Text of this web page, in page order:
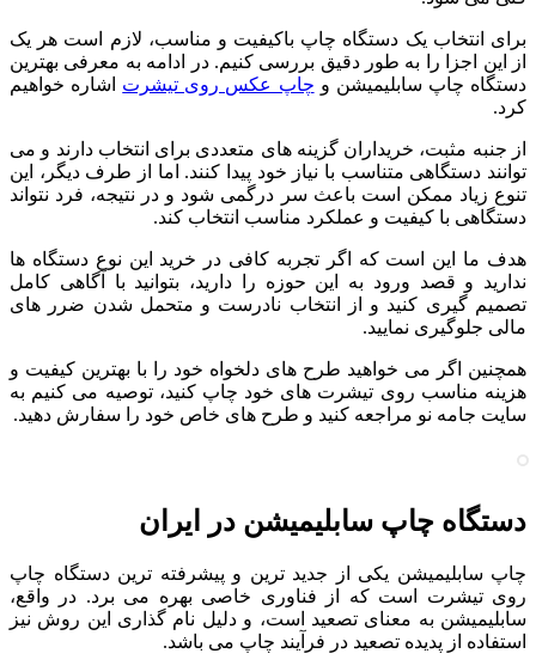
برای انتخاب یک دستگاه چاپ باکیفیت و مناسب، لازم است هر یک
از این اجزا را به طور دقیق بررسی کنیم. در ادامه به معرفی بهترین
دستگاه چاپ سابلیمیشن و چاپ عکس روی تیشرت اشاره خواهیم
کرد.
از جنبه مثبت، خریداران گزینه های متعددی برای انتخاب دارند و می
توانند دستگاهی متناسب با نیاز خود پیدا کنند. اما از طرف دیگر، این
تنوع زیاد ممکن است باعث سر درگمی شود و در نتیجه، فرد نتواند
دستگاهی با کیفیت و عملکرد مناسب انتخاب کند.
هدف ما این است که اگر تجربه کافی در خرید این نوع دستگاه ها
ندارید و قصد ورود به این حوزه را دارید، بتوانید با آگاهی کامل
تصمیم گیری کنید و از انتخاب نادرست و متحمل شدن ضرر های
مالی جلوگیری نمایید.
همچنین اگر می خواهید طرح های دلخواه خود را با بهترین کیفیت و
هزینه مناسب روی تیشرت های خود چاپ کنید، توصیه می کنیم به
سایت جامه نو مراجعه کنید و طرح های خاص خود را سفارش دهید.
دستگاه چاپ سابلیمیشن در ایران
چاپ سابلیمیشن یکی از جدید ترین و پیشرفته ترین دستگاه چاپ
روی تیشرت است که از فناوری خاصی بهره می برد. در واقع،
سابلیمیشن به معنای تصعید است، و دلیل نام گذاری این روش نیز
استفاده از پدیده تصعید در فرآیند چاپ می باشد.